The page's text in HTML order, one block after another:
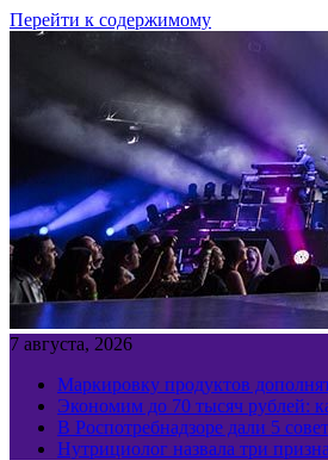
Перейти к содержимому
7 августа, 2026
Маркировку продуктов
Экономим до 70 тысяч рублей:
В Роспотребнадзоре дали 5
Нутрициолог назвала три